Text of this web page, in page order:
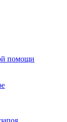
помощи